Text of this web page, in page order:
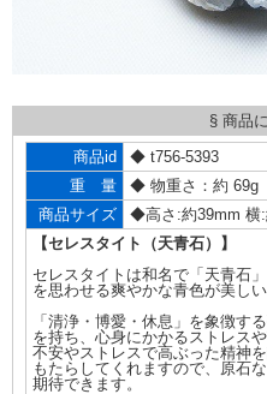
§ 商品
商品id
◆ t756-5393
重 量
◆ 物重さ：約 69g
商品サイズ
◆高さ:約39mm 横:
【セレスタイト（天青石）】
セレスタイトは和名で「天青石
を思わせる爽やかな青色が美しい
「清浄・博愛・休息」を象徴す
を持ち、心身にかかるストレス
不安やストレスで高ぶった精神
もたらしてくれますので、原石
期待できます。